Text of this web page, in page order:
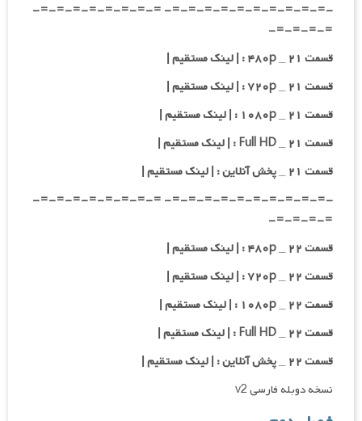
-=-=-=-=-=-=-=-=-=-=- =-=-=-=-=-=-=-=-
=-=-=-=-
قسمت ۲۱ _ ۴۸۰p : | لینک مستقیم |
قسمت ۲۱ _ ۷۲۰p : | لینک مستقیم |
قسمت ۲۱ _ ۱۰۸۰p : | لینک مستقیم |
قسمت ۲۱ _ Full HD : | لینک مستقیم |
قسمت ۲۱ _ پخش آنلاین : | لینک مستقیم |
-=-=-=-=-=-=-=-=-=-=- =-=-=-=-=-=-=-=-
=-=-=-=-
قسمت ۲۲ _ ۴۸۰p : | لینک مستقیم |
قسمت ۲۲ _ ۷۲۰p : | لینک مستقیم |
قسمت ۲۲ _ ۱۰۸۰p : | لینک مستقیم |
قسمت ۲۲ _ Full HD : | لینک مستقیم |
قسمت ۲۲ _ پخش آنلاین : | لینک مستقیم |
نسخه دوبله فارسی v2